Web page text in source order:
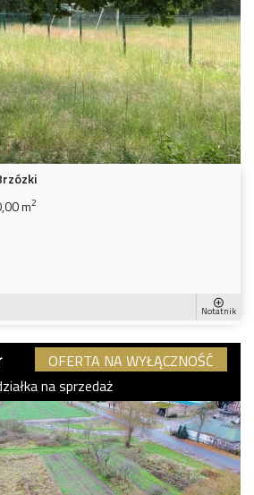
m2
Notatnik
OFERTA NA WYŁĄCZNOŚĆ
na sprzedaż